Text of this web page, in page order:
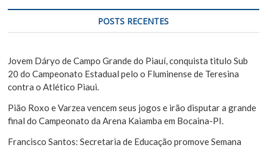
P
o
s
t
q
i
a
r
POSTS RECENTES
Jovem Dáryo de Campo Grande do Piauí, conquista titulo Sub
20 do Campeonato Estadual pelo o Fluminense de Teresina
contra o Atlético Piaui.
Pião Roxo e Varzea vencem seus jogos e irão disputar a grande
final do Campeonato da Arena Kaiamba em Bocaina-PI.
Francisco Santos: Secretaria de Educação promove Semana